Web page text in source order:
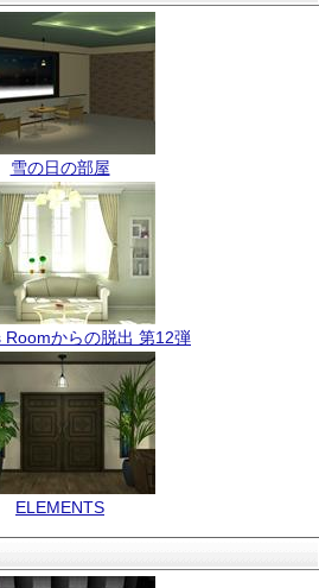
雪の日の部屋
Roomからの脱出 第12弾
ELEMENTS